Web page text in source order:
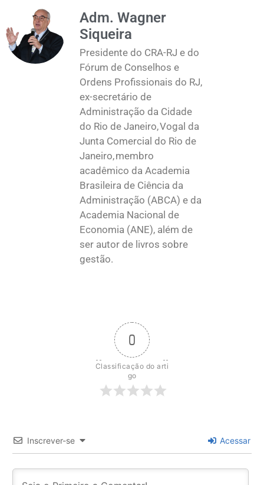
Adm. Wagner
Siqueira
Presidente do CRA-RJ e do
Fórum de Conselhos e
Ordens Profissionais do RJ,
ex-secretário de
Administração da Cidade
do Rio de Janeiro, Vogal da
Junta Comercial do Rio de
Janeiro, membro
acadêmico da Academia
Brasileira de Ciência da
Administração (ABCA) e da
Academia Nacional de
Economia (ANE), além de
ser autor de livros sobre
gestão.
0
Classificação do arti
go
Inscrever-se Acessar